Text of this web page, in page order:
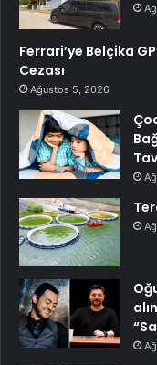
Ferrari’ye Belçika
Cezası
Ağustos 5, 2026